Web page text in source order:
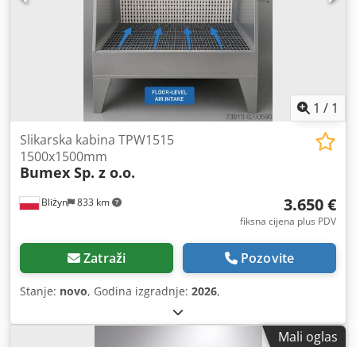
1 / 1
Bliżyn 833 km
Slikarska kabina TPW1515
1500x1500mm
Bumex Sp. z o.o.
3.650 €
fiksna cijena plus PDV
Zatraži Pozovite
Stanje: novo, Godina izgradnje: 2026,
Mali oglas